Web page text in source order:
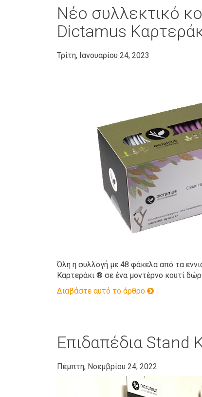
Νέο συλλεκτικό
Dictamus
Τρίτη, Ιανουαρίου 24, 2023
Όλη η συλλογή με 48 φάκελα από τα
Καρτεράκι ® σε ένα μοντέρνο κουτί
Διαβάστε αυτό το άρθρο
Επιδαπέδια Stand
Πέμπτη, Νοεμβρίου 24, 2022